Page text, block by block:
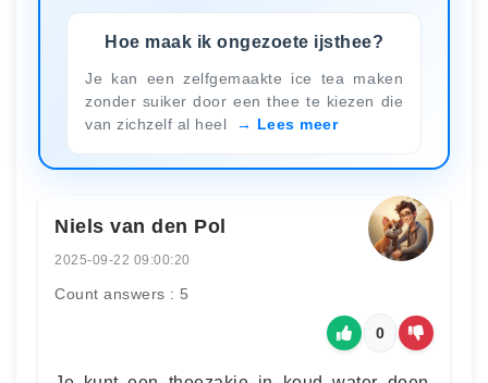
Hoe maak ik ongezoete ijsthee?
Je kan een zelfgemaakte ice tea maken
zonder suiker door een thee te kiezen die
van zichzelf al heel
Lees meer
Niels van den Pol
2025-09-22 09:00:20
Count answers : 5
0